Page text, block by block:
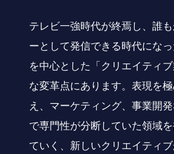
テレビ一強時代が終焉し、誰
ーとして発信できる時代にな
を中心とした「クリエイティ
な変革点にあります。表現を
え、マーケティング、事業開
で専門性が分断していた領域
ていく、新しいクリエイティ